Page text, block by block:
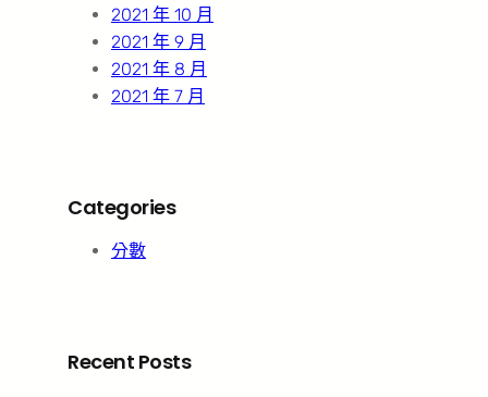
2021 年 10 月
2021 年 9 月
2021 年 8 月
2021 年 7 月
Categories
分數
Recent Posts